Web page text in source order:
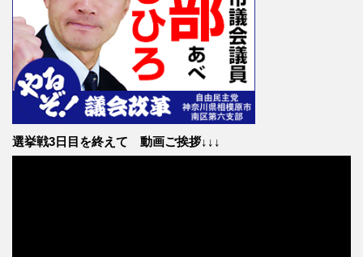
選挙戦3日目を終えて 動画ご挨拶↓↓↓